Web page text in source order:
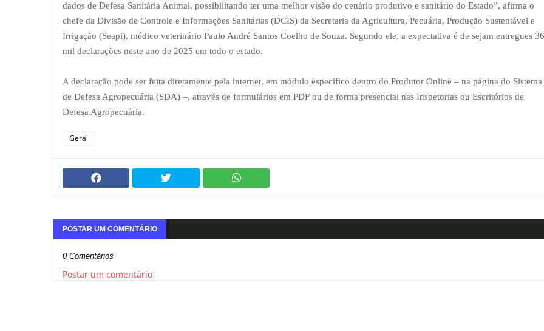
dados de Defesa Sanitária Animal, possibilitando ter uma melhor visão do cenário produtivo e sanitário do Estado”, afirma o
chefe da Divisão de Controle e Informações Sanitárias (DCIS) da Secretaria da Agricultura, Pecuária, Produção Sustentável e
Irrigação (Seapi), médico veterinário Paulo André Santos Coelho de Souza. Segundo ele, a expectativa é de sejam entregues
mil declarações neste ano de 2025 em todo o estado.
A declaração pode ser feita diretamente pela internet, em módulo específico dentro do Produtor Online – na página do Sistema
de Defesa Agropecuária (SDA) –, através de formulários em PDF ou de forma presencial nas Inspetorias ou Escritórios de
Defesa Agropecuária.
Geral
POSTAR UM COMENTÁRIO
0 Comentários
Postar um comentário